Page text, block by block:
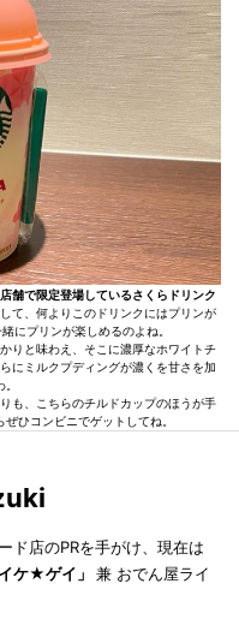
舗で限定登場しているさくらドリンク
て、何よりこのドリンクにはプリンが
にプリンが楽しめるのよね。
りと味わえ、そこに濃厚なホワイトチ
にミルクプディングが濃くを甘さを加
も、こちらのチルドカップのほうが手
ひコンビニでゲットしてね。
ド店のPRを手がけ、現在は
イケ★ゲイ」 兼 おでん屋ライ